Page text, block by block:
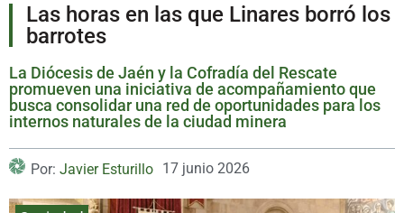
Las horas en las que Linares borró los
barrotes
La Diócesis de Jaén y la Cofradía del Rescate
promueven una iniciativa de acompañamiento que
busca consolidar una red de oportunidades para los
internos naturales de la ciudad minera
Por: Javier Esturillo 17 junio 2026